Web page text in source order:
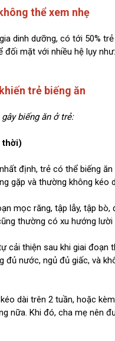
thể xem nhẹ
dinh dưỡng, có tới 50%
đối mặt với nhiều hệ lụy
trẻ biếng ăn
biếng ăn ở trẻ:
thời)
định, trẻ có thể biếng
gặp và thường không kéo
mọc răng, tập lẫy, tập
thường có xu hướng lười
cải thiện sau khi giai
nước, ngủ đủ giấc, và
dài trên 2 tuần, hoặc
nữa. Khi đó, cha mẹ nên